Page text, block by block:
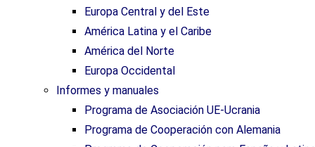
Europa Central y del Este
América Latina y el Caribe
América del Norte
Europa Occidental
Informes y manuales
Programa de Asociación UE-Ucrania
Programa de Cooperación con Alemania